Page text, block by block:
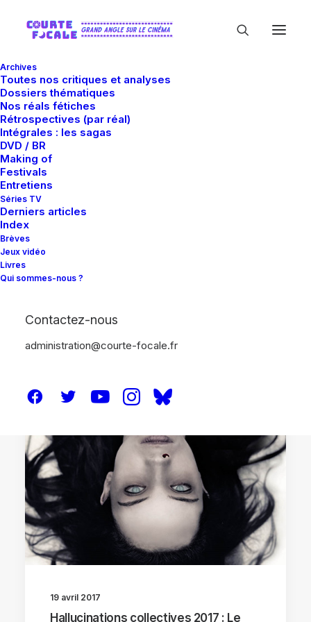
Archives
Toutes nos critiques et analyses
Dossiers thématiques
Nos réals fétiches
Rétrospectives (par réal)
Intégrales : les sagas
DVD / BR
Making of
Festivals
Entretiens
Séries TV
Derniers articles
Index
Brèves
Jeux vidéo
Livres
Qui sommes-nous ?
Contactez-nous
administration@courte-focale.fr
19 avril 2017
Hallucinations collectives 2017 : Le